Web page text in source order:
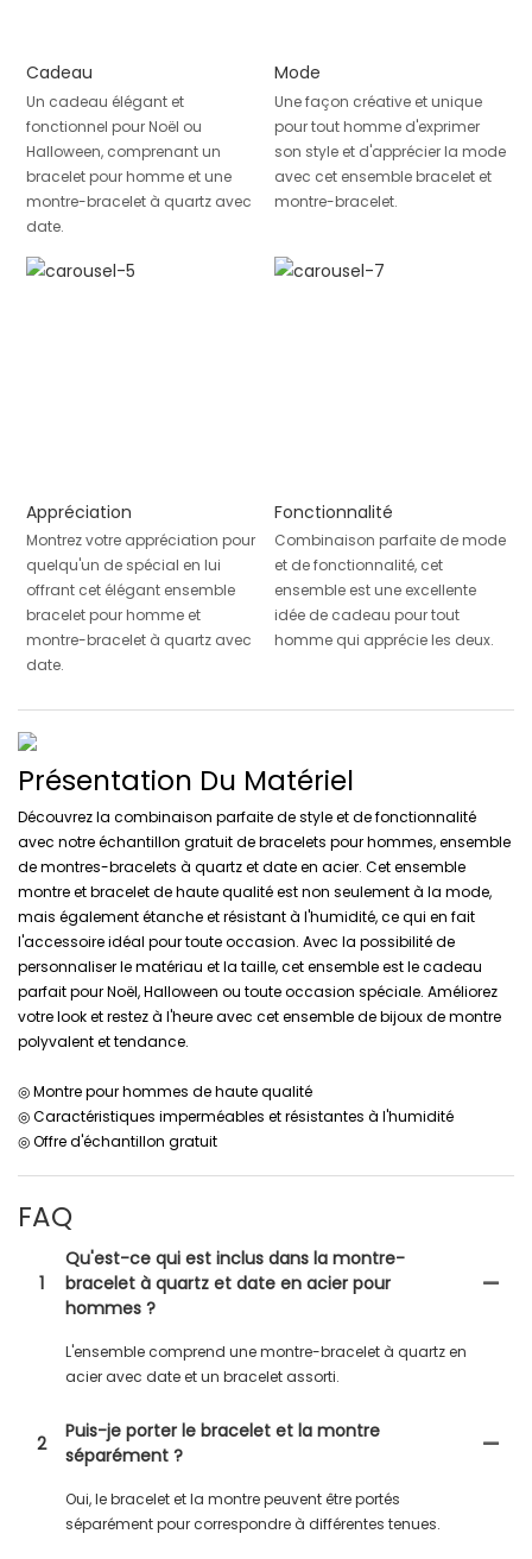
Cadeau
Un cadeau élégant et
fonctionnel pour Noël ou
Halloween, comprenant un
bracelet pour homme et une
montre-bracelet à quartz avec
date.
Mode
Une façon créative et unique
pour tout homme d'exprimer
son style et d'apprécier la mode
avec cet ensemble bracelet et
montre-bracelet.
Appréciation
Montrez votre appréciation pour
quelqu'un de spécial en lui
offrant cet élégant ensemble
bracelet pour homme et
montre-bracelet à quartz avec
date.
Fonctionnalité
Combinaison parfaite de mode
et de fonctionnalité, cet
ensemble est une excellente
idée de cadeau pour tout
homme qui apprécie les deux.
Présentation Du Matériel
Découvrez la combinaison parfaite de style et de fonctionnalité
avec notre échantillon gratuit de bracelets pour hommes, ensemble
de montres-bracelets à quartz et date en acier. Cet ensemble
montre et bracelet de haute qualité est non seulement à la mode,
mais également étanche et résistant à l'humidité, ce qui en fait
l'accessoire idéal pour toute occasion. Avec la possibilité de
personnaliser le matériau et la taille, cet ensemble est le cadeau
parfait pour Noël, Halloween ou toute occasion spéciale. Améliorez
votre look et restez à l'heure avec cet ensemble de bijoux de montre
polyvalent et tendance.
◎ Montre pour hommes de haute qualité
◎ Caractéristiques imperméables et résistantes à l'humidité
◎ Offre d'échantillon gratuit
FAQ
1
Qu'est-ce qui est inclus dans la montre-
bracelet à quartz et date en acier pour
hommes ?
L'ensemble comprend une montre-bracelet à quartz en
acier avec date et un bracelet assorti.
2
Puis-je porter le bracelet et la montre
séparément ?
Oui, le bracelet et la montre peuvent être portés
séparément pour correspondre à différentes tenues.